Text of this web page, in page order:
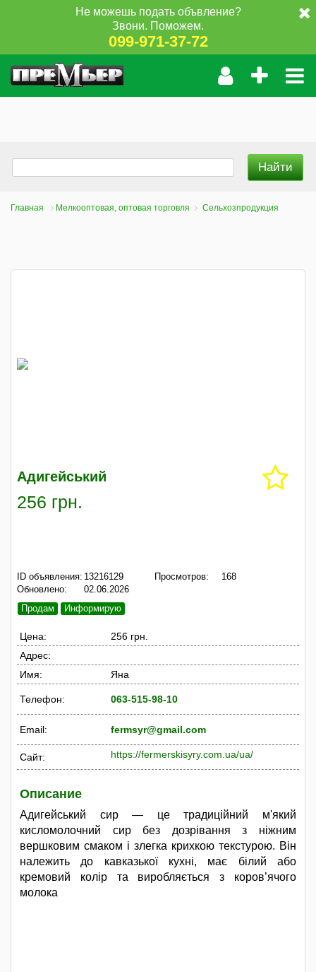
Не можешь подать объвление?
Звони. Поможем.
099-971-37-72
Главная Мелкооптовая, оптовая торговля Сельхозпродукция
Адигейський
256 грн.
ID объявления: 13216129
Обновлено:
02.06.2026
Просмотров: 168
Продам Информирую
Цена:
256 грн.
Адрес:
Имя:
Яна
Телефон: 063-515-98-10
Email: fermsyr@gmail.com
Сайт: https://fermerskisyry.com.ua/ua/
Описание
Адигейський сир — це традиційний м'який
кисломолочний сир без дозрівання з ніжним
вершковим смаком і злегка крихкою текстурою. Він
належить до кавказької кухні, має білий або
кремовий колір та виробляється з коров’ячого
молока